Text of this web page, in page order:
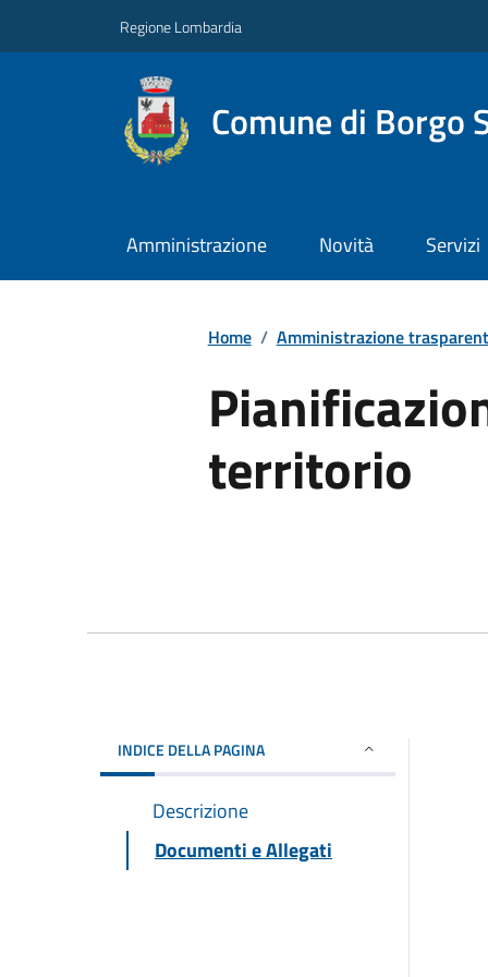
Regione Lombardia
Comune di Borgo
Amministrazione Novità Servizi
Home / Amministrazione
territorio
INDICE DELLA PAGINA
Descrizione
Documenti e Allegati